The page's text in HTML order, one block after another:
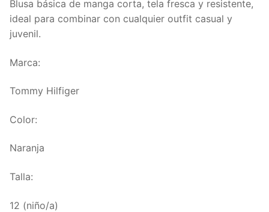
Blusa básica de manga corta, tela fresca y resistente,
ideal para combinar con cualquier outfit casual y
juvenil.
Marca:
Tommy Hilfiger
Color:
Naranja
Talla:
12 (niño/a)